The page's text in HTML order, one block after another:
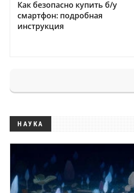
Как безопасно купить б/у
смартфон: подробная
инструкция
НАУКА